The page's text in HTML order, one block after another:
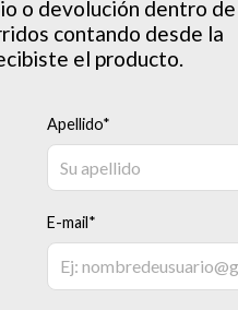
o devolución dentro de
contando desde la
el producto.
Apellido*
E-mail*